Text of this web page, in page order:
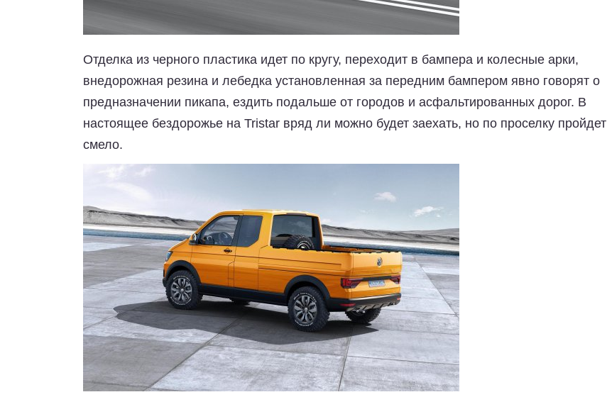
Отделка из черного пластика идет по кругу, переходит в бампера и колесные арки,
внедорожная резина и лебедка установленная за передним бампером явно говорят о
предназначении пикапа, ездить подальше от городов и асфальтированных дорог. В
настоящее бездорожье на Tristar вряд ли можно будет заехать, но по проселку пройдет
смело.